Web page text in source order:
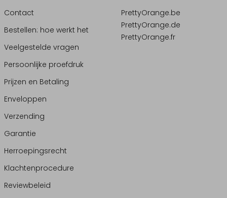
Contact
Bestellen: hoe werkt het
Veelgestelde vragen
Persoonlijke proefdruk
Prijzen en Betaling
Enveloppen
Verzending
Garantie
Herroepingsrecht
Klachtenprocedure
Reviewbeleid
PrettyOrange.be
PrettyOrange.de
PrettyOrange.fr